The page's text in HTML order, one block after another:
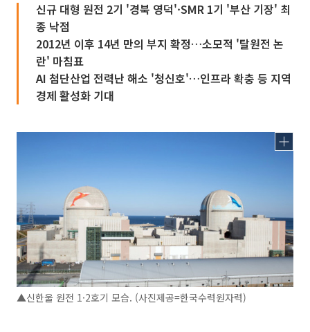
신규 대형 원전 2기 '경북 영덕'·SMR 1기 '부산 기장' 최
종 낙점
2012년 이후 14년 만의 부지 확정…소모적 '탈원전 논
란' 마침표
AI 첨단산업 전력난 해소 '청신호'…인프라 확충 등 지역
경제 활성화 기대
▲신한울 원전 1·2호기 모습. (사진제공=한국수력원자력)